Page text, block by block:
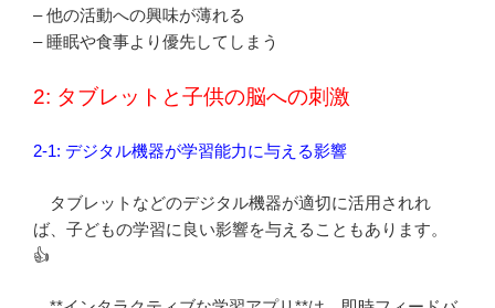
– 他の活動への興味が薄れる
– 睡眠や食事より優先してしまう
2: タブレットと子供の脳への刺激
2-1: デジタル機器が学習能力に与える影響
タブレットなどのデジタル機器が適切に活用されれ
ば、子どもの学習に良い影響を与えることもあります。
👍